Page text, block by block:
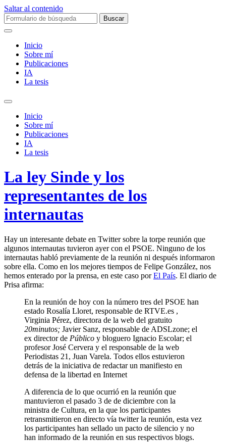
Saltar al contenido
Buscar:
Inicio
Sobre mí­
Publicaciones
IA
La tesis
Alternar
campo
búsqueda
Inicio
Sobre mí­
Publicaciones
IA
La tesis
La ley Sinde y los
representantes de los
internautas
Hay un interesante debate en Twitter sobre la torpe reunión que
algunos internautas tuvieron ayer con el PSOE. Ninguno de los
internautas habló previamente de la reunión ni después informaron
sobre ella. Como en los mejores tiempos de Felipe González, nos
hemos enterado por la prensa, en este caso porEl País. El diario de
Prisa afirma:
En la reunión de hoy con la número tres del PSOE han
estado Rosalía Lloret, responsable de RTVE.es ,
Virginia Pérez, directora de la web del gratuito
20minutos; Javier Sanz, responsable de ADSLzone; el
ex director de Público y bloguero Ignacio Escolar; el
profesor José Cervera y el responsable de la web
Periodistas 21, Juan Varela. Todos ellos estuvieron
detrás de la iniciativa de redactar un manifiesto en
defensa de la libertad en Internet
A diferencia de lo que ocurrió en la reunión que
mantuvieron el pasado 3 de de diciembre con la
ministra de Cultura, en la que los participantes
retransmitieron en directo vía twitter la reunión, esta vez
los participantes han sellado un pacto de silencio y no
han informado de la reunión en sus respectivos blogs.